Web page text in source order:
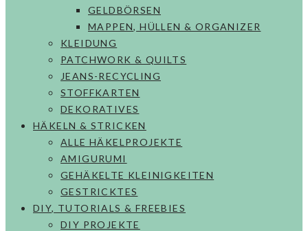
GELDBÖRSEN
MAPPEN, HÜLLEN & ORGANIZER
KLEIDUNG
PATCHWORK & QUILTS
JEANS-RECYCLING
STOFFKARTEN
DEKORATIVES
HÄKELN & STRICKEN
ALLE HÄKELPROJEKTE
AMIGURUMI
GEHÄKELTE KLEINIGKEITEN
GESTRICKTES
DIY, TUTORIALS & FREEBIES
DIY PROJEKTE